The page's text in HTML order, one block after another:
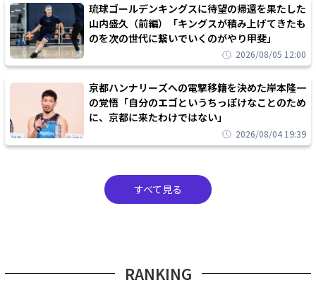
琉球ゴールデンキングスに待望の帰還を果たした
山内盛久（前編）「キングスが積み上げてきたも
のを次の世代に繋いでいくのがやり甲斐」
2026/08/05 12:00
京都ハンナリーズへの電撃移籍を決めた岸本隆一
の覚悟「自分のエゴというちっぽけなことのため
に、京都に来たわけではない」
2026/08/04 19:39
すべて見る
RANKING